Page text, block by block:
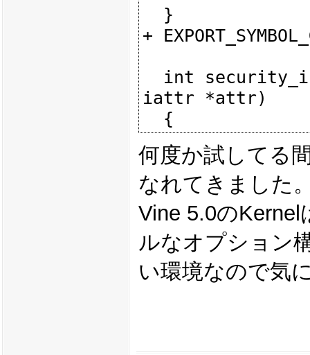
+
iattr *attr)
何度か試してる
なれてきました
Vine 5.0の
ルなオプション
い環境なので気